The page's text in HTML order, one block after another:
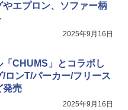
エプロン、ソファー柄
2025年9月16日
「CHUMS」とコラボし
ロンT/パーカー/フリース
発売
2025年9月16日